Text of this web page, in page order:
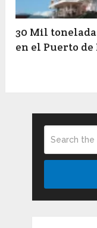
30 Mil
en el Puerto